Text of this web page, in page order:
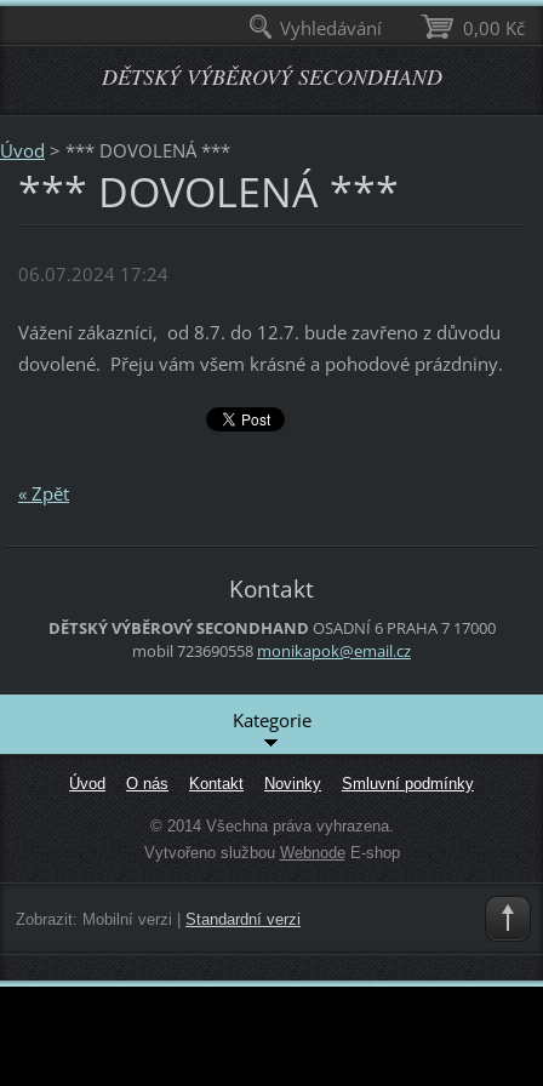
DĚTSKÝ VÝBĚROVÝ SECONDHAND
Úvod > *** DOVOLENÁ ***
*** DOVOLENÁ ***
06.07.2024 17:24
Vážení zákazníci, od 8.7. do 12.7. bude zavřeno z důvodu
dovolené. Přeju vám všem krásné a pohodové prázdniny.
« Zpět
Kontakt
DĚTSKÝ VÝBĚROVÝ SECONDHAND OSADNÍ 6PRAHA 717000
mobil 723690558 monikapok@email.cz
Kategorie
Úvod O nás Kontakt Novinky Smluvní podmínky
© 2014 Všechna práva vyhrazena.
Vytvořeno službou WebnodeE-shop
Zobrazit: Mobilní verzi Standardní verzi
0,00 Kč
Vyhledávání